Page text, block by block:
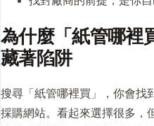
為什麼「紙管哪裡
藏著陷阱
搜尋「紙管哪裡買」，你會找
採購網站。看起來選擇很多，